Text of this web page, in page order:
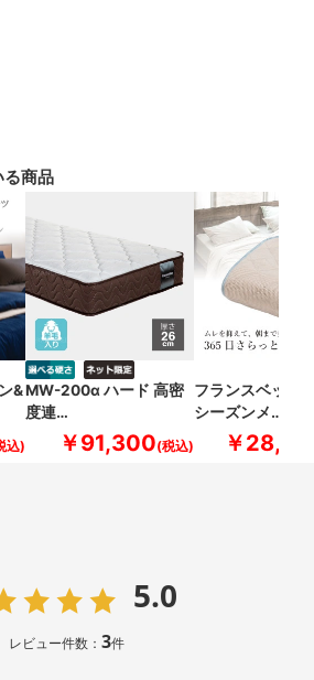
る商品
&MW-200α ハード 高密
度連…
￥91,300
フランスベッド
シーズンメ…
￥
5.0
レビュー件数：3件